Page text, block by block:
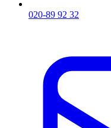
020-89 92 32